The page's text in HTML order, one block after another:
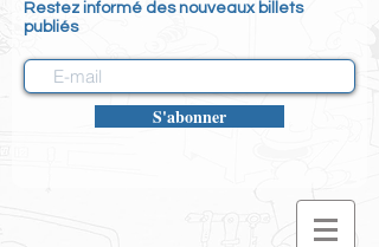
Restez informé des nouveaux billets
publiés
S'abonner